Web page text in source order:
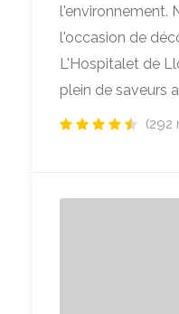
l'environnement.
l'occasion de
L'Hospitalet de
plein de saveurs
(292